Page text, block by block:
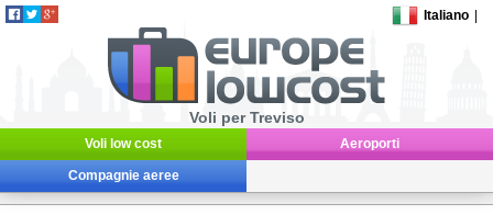
Italiano
Voli per Treviso
Voli low cost Aeroporti
Compagnie aeree